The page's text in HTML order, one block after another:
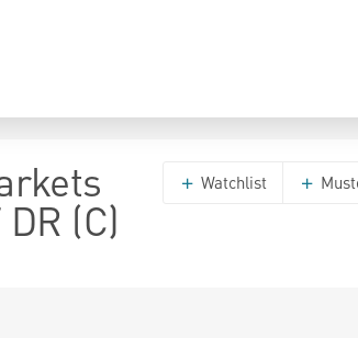
(C)
Watchlist